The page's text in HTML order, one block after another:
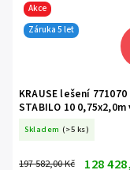
Akce
Záruka 5 let
KRAUSE lešení 771070
STABILO 10 0,75x2,0m
Skladem (>5 ks)
197 582,00 Kč 128